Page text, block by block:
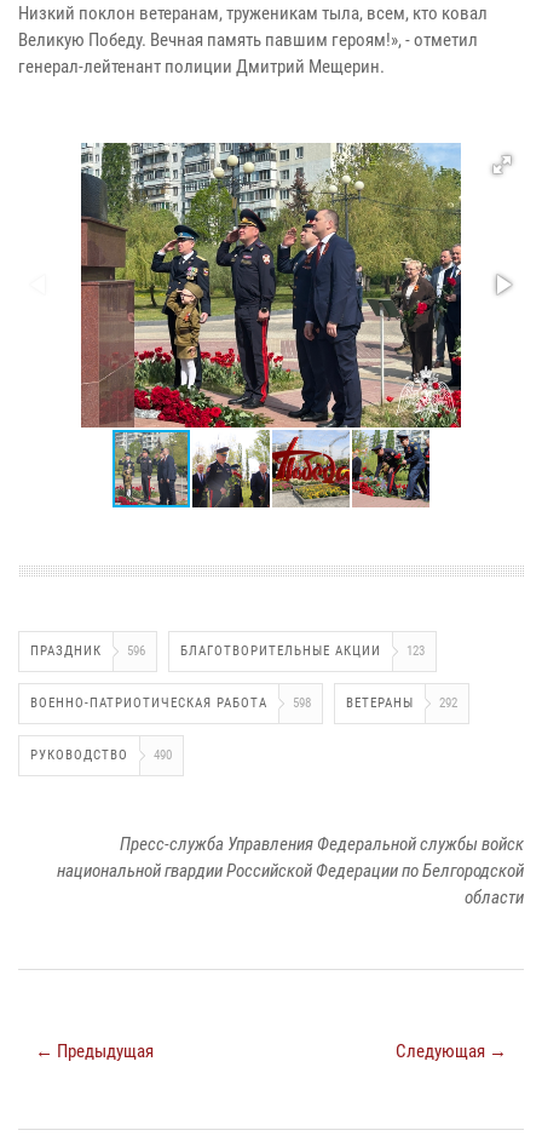
Низкий поклон ветеранам, труженикам тыла, всем, кто ковал
Великую Победу. Вечная память павшим героям!», - отметил
генерал-лейтенант полиции Дмитрий Мещерин.
ПРАЗДНИК 596 БЛАГОТВОРИТЕЛЬНЫЕ АКЦИИ 123
ВОЕННО-ПАТРИОТИЧЕСКАЯ РАБОТА 598 ВЕТЕРАНЫ 292
РУКОВОДСТВО 490
Пресс-служба Управления Федеральной службы войск
национальной гвардии Российской Федерации по Белгородской
области
← Предыдущая Следующая →